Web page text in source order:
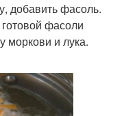
добавить фасоль.
фасоли
моркови и лука.